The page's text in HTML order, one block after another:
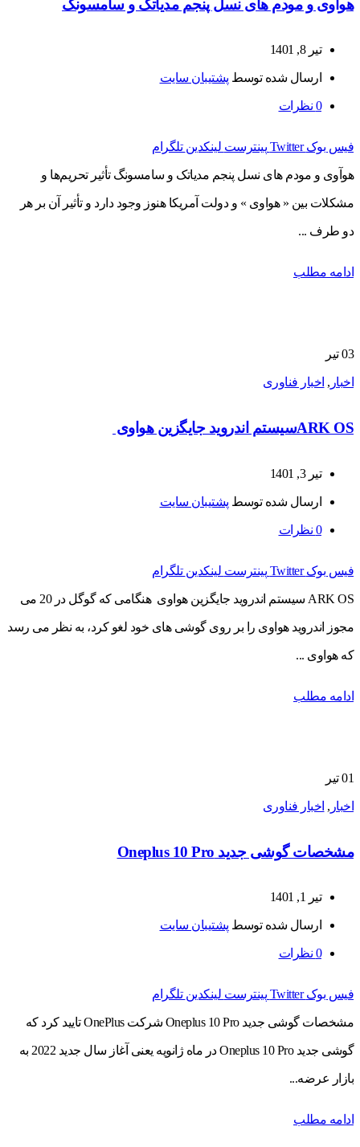
هوآوی و مودم های نسل پنجم مدیاتک و سامسونگ
تیر 8, 1401
ارسال شده توسط پشتیبان سایت
0 نظرات
فیس بوک Twitter پینترست لینکدین تلگرام
هوآوی و مودم های نسل پنجم مدیاتک و سامسونگ تأثیر تحریم‌ها و
مشکلات بین « هواوی » و دولت آمریکا هنوز وجود دارد و تأثیر آن بر هر
دو طرف ...
ادامه مطلب
03 تیر
اخبار , اخبار فناوری
ARK OSسیستم اندروید جایگزین هواوی
تیر 3, 1401
ارسال شده توسط پشتیبان سایت
0 نظرات
فیس بوک Twitter پینترست لینکدین تلگرام
ARK OS سیستم اندروید جایگزین هواوی هنگامی که گوگل در 20 می
مجوز اندروید هواوی را بر روی گوشی های خود لغو کرد، به نظر می رسد
که هواوی ...
ادامه مطلب
01 تیر
اخبار , اخبار فناوری
مشخصات گوشی جدید Oneplus 10 Pro
تیر 1, 1401
ارسال شده توسط پشتیبان سایت
0 نظرات
فیس بوک Twitter پینترست لینکدین تلگرام
مشخصات گوشی جدید Oneplus 10 Pro شرکت OnePlus تایید کرد که
گوشی جدید Oneplus 10 Pro در ماه ژانویه یعنی آغاز سال جدید 2022 به
بازار عرضه...
ادامه مطلب